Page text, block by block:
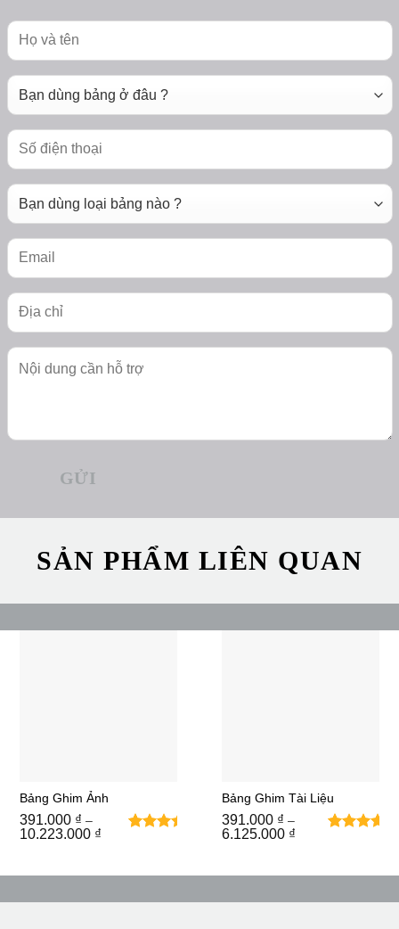
SẢN PHẨM LIÊN QUAN
Bảng Ghim Ảnh
391.000 ₫ –
10.223.000 ₫
đến
Bảng Ghim Tài Liệu
391.000 ₫ –
6.125.000 ₫Khoảng
đến